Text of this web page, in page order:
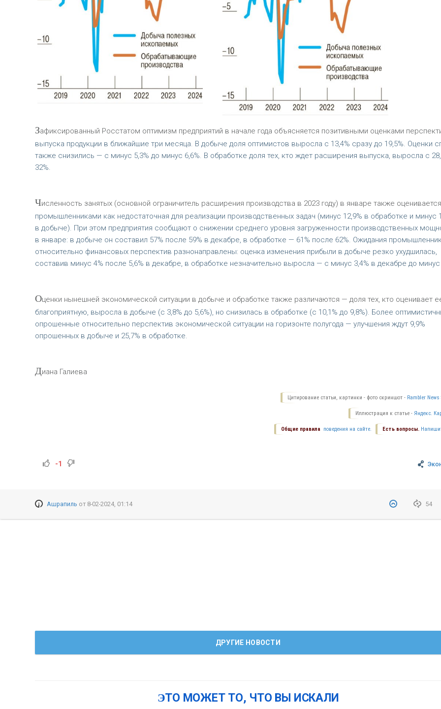
Зафиксированный Росстатом оптимизм предприятий в начале года объясняется позитивными оценками
выпуска продукции в ближайшие три месяца. В добыче доля оптимистов выросла с 13,4% сразу до 19,5%. Оценки
также снизились — с минус 5,3% до минус 6,6%. В обработке доля тех, кто ждет расширения выпуска, выросла с
32%.
Численность занятых (основной ограничитель расширения производства в 2023 году) в январе также оценивается
промышленниками как недостаточная для реализации производственных задач (минус 12,9% в обработке и минус
в добыче). При этом предприятия сообщают о снижении среднего уровня загруженности производственных
в январе: в добыче он составил 57% после 59% в декабре, в обработке — 61% после 62%. Ожидания
относительно финансовых перспектив разнонаправлены: оценка изменения прибыли в добыче резко ухудшилась,
составив минус 4% после 5,6% в декабре, в обработке незначительно выросла — с минус 3,4% в декабре до минус
Оценки нынешней экономической ситуации в добыче и обработке также различаются — доля тех, кто оценивает
благоприятную, выросла в добыче (с 3,8% до 5,6%), но снизилась в обработке (с 10,1% до 9,8%). Более
опрошенные относительно перспектив экономической ситуации на горизонте полугода — улучшения ждут 9,9%
опрошенных в добыче и 25,7% в обработке.
Диана Галиева
Цитирование статьи, картинки - фото скриншот - Rambler News
Иллюстрация к статье - Яндекс.
Есть вопросы.
Общие правила поведения на сайте.
-1
54
Ашрапиль от 8-02-2024, 01:14
ДРУГИЕ НОВОСТИ
ЭТО МОЖЕТ ТО, ЧТО ВЫ ИСКАЛИ